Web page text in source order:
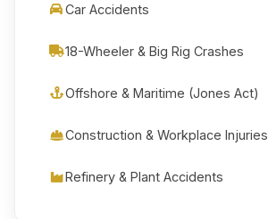
Car Accidents
18-Wheeler & Big Rig Crashes
Offshore & Maritime (Jones Act)
Construction & Workplace Injuries
Refinery & Plant Accidents